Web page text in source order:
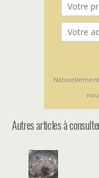
Autres articles à